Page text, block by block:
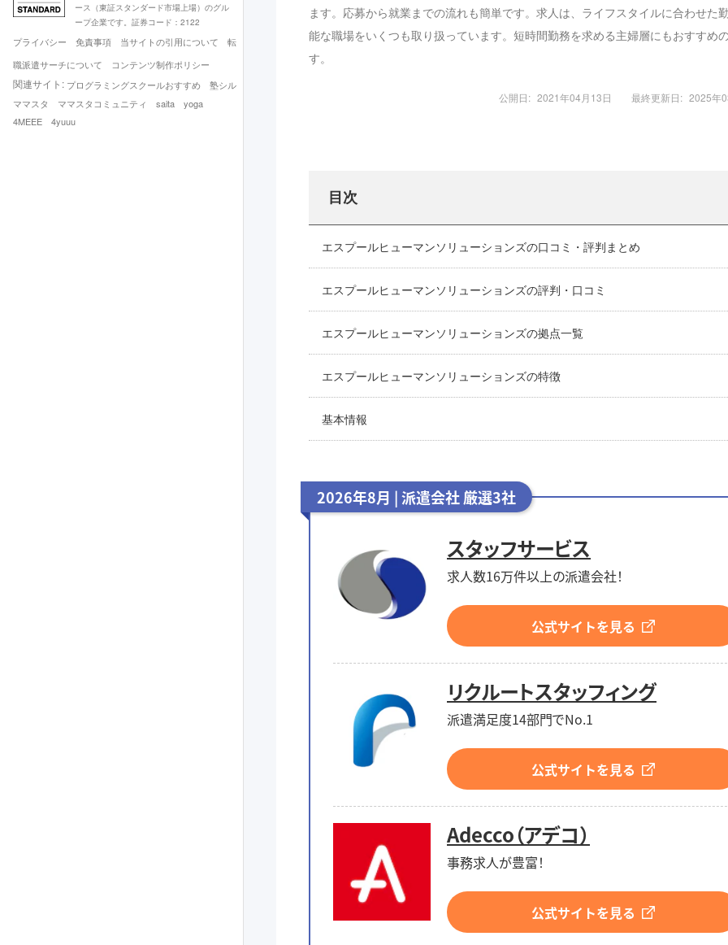
ます。応募から就業までの流れも簡単です。求人は、ライフスタイルに合わせた
能な職場をいくつも取り扱っています。短時間勤務を求める主婦層にもおすすめ
す。
公開日: 2021年04月13日 最終更新日: 2025年
目次
エスプールヒューマンソリューションズの口コミ・評判まとめ
エスプールヒューマンソリューションズの評判・口コミ
エスプールヒューマンソリューションズの拠点一覧
エスプールヒューマンソリューションズの特徴
基本情報
2026年8月 | 派遣会社 厳選3社
スタッフサービス
求人数16万件以上の派遣会社！
公式サイトを見る
リクルートスタッフィング
派遣満足度14部門でNo.1
公式サイトを見る
Adecco（アデコ）
事務求人が豊富！
公式サイトを見る
ース（東証スタンダード市場上場）のグル
ープ企業です。証券コード：2122
プライバシー 免責事項 当サイトの引用について
転
職派遣サーチについて
コンテンツ制作ポリシー
関連サイト: プログラミングスクールおすすめ
塾シル
ママスタ
ママスタコミュニティ saita
yoga
4MEEE
4yuuu